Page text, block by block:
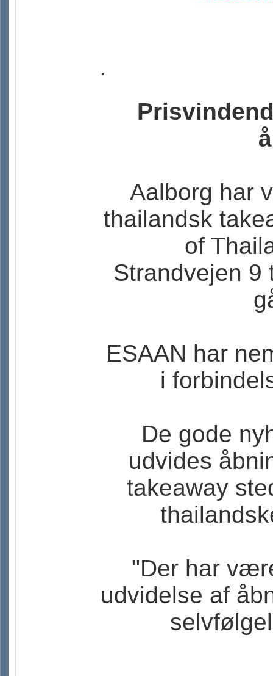
.
Aalborg har
thailandsk
of
Strandvejen 9
ESAAN har
i
De gode
udvides
takeaway
"Der har
udvidelse af